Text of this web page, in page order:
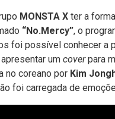
MONSTA X ter a
“No.Mercy”, o
foi possível conhecer a
um coverpara
no coreano por Kim
foi carregada de